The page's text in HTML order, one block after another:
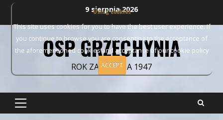
Skip
content
9 sierpnia 2026
OSP GRZECHYNIA
ROK ZAŁOŻENIA 1947
Primary
Using cookies
This site uses cookies for you to have the best user experience. If
you continue to browse you are consenting to the acceptance of
the aforementioned cookies and acceptance of our cookie policy
ACCEPT